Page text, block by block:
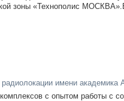
зоны «Технополис
радиолокации имени
с опытом работы с